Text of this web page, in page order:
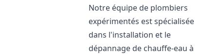
Notre équipe de plombiers
expérimentés est spécialisée
dans l'installation et le
dépannage de chauffe-eau à